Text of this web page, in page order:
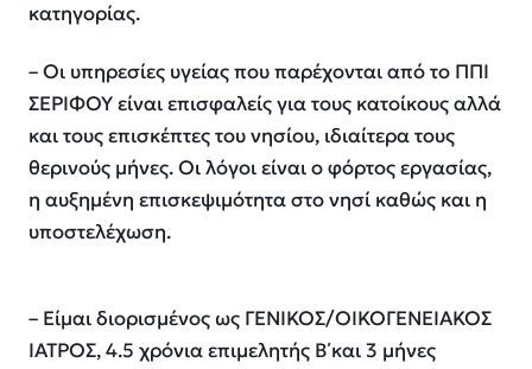
κατηγορίας.
– Οι υπηρεσίες υγείας που παρέχονται από το ΠΠΙ
ΣΕΡΙΦΟΥ είναι επισφαλείς για τους κατοίκους αλλά
και τους επισκέπτες του νησίου, ιδιαίτερα τους
θερινούς μήνες. Οι λόγοι είναι ο φόρτος εργασίας,
η αυξημένη επισκεψιμότητα στο νησί καθώς και η
υποστελέχωση.
– Είμαι διορισμένος ως ΓΕΝΙΚΟΣ/ΟΙΚΟΓΕΝΕΙΑΚΟΣ
ΙΑΤΡΟΣ, 4.5 χρόνια επιμελητής Β΄και 3 μήνες